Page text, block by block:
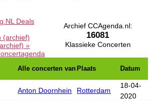
Archief CCAgenda.nl:
16081
Klassieke Concerten
Deals
(archief)
»
Alle concerten van Plaats Datum
Anton Doornhein Rotterdam
18-04-
2020